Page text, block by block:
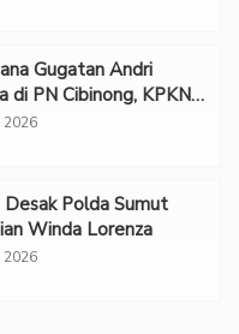
Gugatan Andri
di PN Cibinong, KPKNL
2026
Polda Sumut
Winda Lorenza
2026